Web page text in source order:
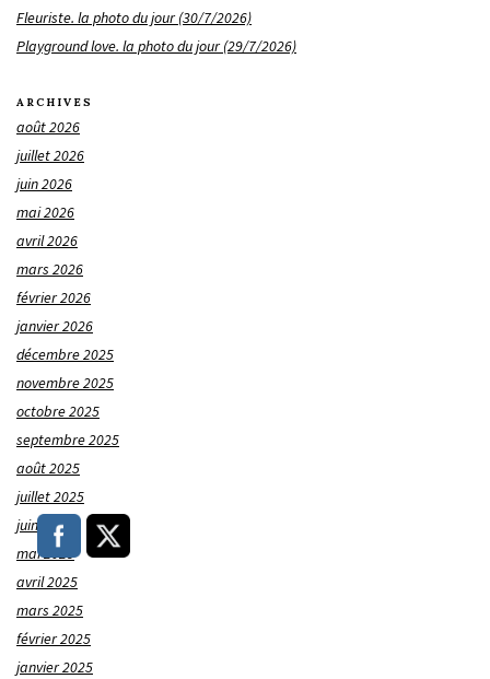
Fleuriste. la photo du jour (30/7/2026)
Playground love. la photo du jour (29/7/2026)
ARCHIVES
août 2026
juillet 2026
juin 2026
mai 2026
avril 2026
mars 2026
février 2026
janvier 2026
décembre 2025
novembre 2025
octobre 2025
septembre 2025
août 2025
juillet 2025
juin 2025
mai 2025
avril 2025
mars 2025
février 2025
janvier 2025